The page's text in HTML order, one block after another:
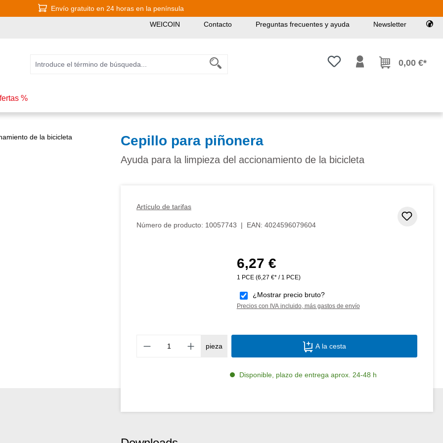
Envío gratuito en 24 horas en la península
WEICOIN Contacto Preguntas frecuentes y ayuda Newsletter
Tienes 0 artículos en tu lista de
0,00 €*
%
Cepillo para piñonera
Ayuda para la limpieza del accionamiento de la bicicleta
Artículo de tarifas
Número de producto: 10057743 | EAN: 4024596079604
Precio normal:
6,27 €
1 PCE (6,27 €* / 1 PCE)
¿Mostrar precio bruto?
Precios con IVA incluido, más gastos de envío
Cantidad del producto: introduce la
pieza A la cesta
Disponible, plazo de entrega aprox. 24-48 h